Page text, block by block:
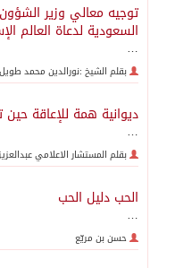
توجيه معالي وزير الشؤون
السعودية لدعاة العالم
…
بقلم الشيخ :نورالدين محمد طويل
ديوانية همة للإعاقة
…
بقلم المستشار الاعلامي
الحب دليل الحب
…
حسن بن مريّع